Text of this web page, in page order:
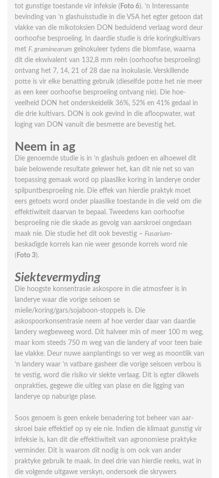
tot gunstige toestande vir infeksie ( Foto 6). ’n Interessante
bevinding van ’n glashuisstudie in die VSA het egter getoon dat
vlakke van die mikotoksien DON beduidend verlaag word deur
oorhoofse besproeiing. In daardie studie is drie koringkultivars
met F. graminearum geïnokuleer tydens die blomfase, waarna
dit die ekwivalent van 132,8 mm reën (oorhoofse besproeiing)
ontvang het 7, 14, 21 of 28 dae na inokulasie. Verskillende
potte is vir elke benatting gebruik (dieselfde potte het nie meer
as een keer oorhoofse besproeiing ontvang nie). Die hoe­
veelheid DON het onderskeidelik 36%, 52% en 41% gedaal in
die drie kultivars. DON is ook gevind in die afloopwater, wat
loging van DON vanuit die besmette are bevestig het.
Neem in ag
Die genoemde studie is in ’n glashuis gedoen en alhoewel dit
baie belowende resultate gelewer het, kan dit nie net so van
toepas­sing gemaak word op plaaslike koring in landerye onder
spilpuntbesproeiing nie. Die effek van hierdie praktyk moet
eers getoets word onder plaaslike toestande in die veld om die
effektiwiteit daarvan te bepaal. Tweedens kan oorhoofse
besproeiing nie die skade as gevolg van aarskroei ongedaan
maak nie. Die studie het dit ook bevestig – Fusarium-
beskadigde korrels kan nie weer gesonde korrels word nie
( Foto 3).
Siektevermyding
Die hoogste konsentrasie askospore in die atmosfeer is in
landerye waar die vorige seisoen se
mielie/koring/gars/sojaboon-stoppels is. Die
askospoorkonsentrasie neem af hoe verder daar van daardie
landery wegbeweeg word. Dit halveer min of meer 100 m weg,
maar kom steeds 750 m weg van die landery af voor teen baie
lae vlakke. Deur nuwe aanplantings so ver weg as moontlik van
’n landery waar ’n vatbare gasheer die vorige seisoen verbou is
te vestig, word die risiko vir siekte verlaag. Dit is egter dikwels
onprakties, gegewe die uitleg van plase en die ligging van
landerye op naburige plase.
Soos genoem is geen enkele benadering tot beheer van aar­
skroei baie effektief op sy eie nie. Indien die klimaat gunstig vir
infeksie is, kan dit die effektiwiteit van agronomiese praktyke
verminder. Dit is waarom dit nodig is om ook van ander
praktyke gebruik te maak. In deel drie van hierdie reeks, wat in
die volgende uitgawe verskyn, ondersoek die skrywers